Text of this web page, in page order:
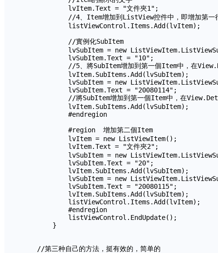
            lvItem.Text = "文件夾1";
//4、Item增加到ListView控件中，即增加第一
            listViewControl.Items.Add(lvItem);
            //實例化SubItem
lvSubItem = new
            lvSubItem.Text = "10";
//5、將SubItem增加到第一個Item中，在
            lvItem.SubItems.Add(lvSubItem);
lvSubItem = new
            lvSubItem.Text = "20080114";
//將SubItem增加到第一個Item中，在
            lvItem.SubItems.Add(lvSubItem);
            #endregion
            #region  增加第二個Item
            lvItem = new ListViewItem();
            lvItem.Text = "文件夾2";
lvSubItem = new
            lvSubItem.Text = "20";
            lvItem.SubItems.Add(lvSubItem);
lvSubItem = new
            lvSubItem.Text = "20080115";
            lvItem.SubItems.Add(lvSubItem);
            listViewControl.Items.Add(lvItem);
            #endregion
            listViewControl.EndUpdate();
        }
    //第三种自己的方法，挺有效的，简单的